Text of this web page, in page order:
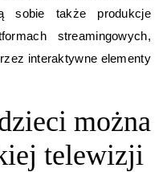
sobie także produkcje
streamingowych,
interaktywne elementy
można
telewizji